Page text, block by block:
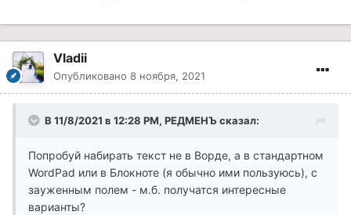
Vladii
Опубликовано 8 ноября, 2021
В 11/8/2021 в 12:28 PM, РЕДМЕНЪ сказал:
Попробуй набирать текст не в Ворде, а в стандартном
WordPad или в Блокноте (я обычно ими пользуюсь), с
зауженным полем - м.б. получатся интересные
варианты?